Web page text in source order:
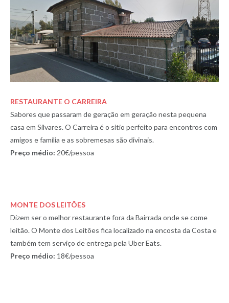
RESTAURANTE O CARREIRA
Sabores que passaram de geração em geração nesta pequena
casa em Silvares. O Carreira é o sitio perfeito para encontros com
amigos e família e as sobremesas são divinais.
Preço médio: 20€/pessoa
MONTE DOS LEITÕES
Dizem ser o melhor restaurante fora da Bairrada onde se come
leitão. O Monte dos Leitões fica localizado na encosta da Costa e
também tem serviço de entrega pela Uber Eats.
Preço médio: 18€/pessoa